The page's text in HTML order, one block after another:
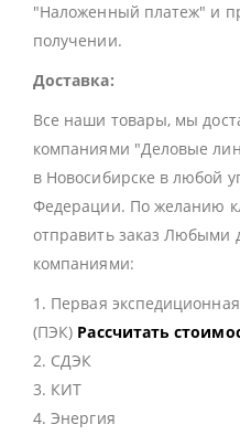
"Наложенный платеж" и
получении.
Доставка:
Все наши товары, мы
компаниями "Деловые
в Новосибирске в любой
Федерации. По желанию
отправить заказ Любыми
компаниями:
1. Первая
(ПЭК) Рассчитать
2. СДЭК
3. КИТ
4. Энергия